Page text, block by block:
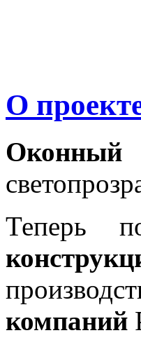
О
Оконный
Теперь
компаний